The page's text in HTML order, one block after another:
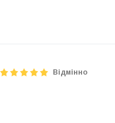
Відмінно